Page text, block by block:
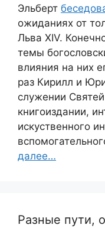
Эльберт
ожиданиях от
Льва XIV.
темы
влияния на них
раз Кирилл и
служении
книгоиздании,
искуственного
далее…
Разные пути,